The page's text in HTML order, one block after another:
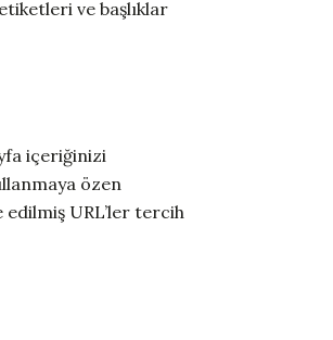
ve başlıklar
içeriğinizi
özen
edilmiş URL’ler tercih